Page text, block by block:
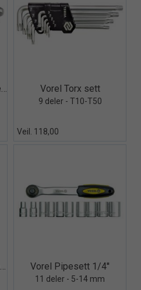
Vorel Kombinasjonsnøkkel sett Quick View+
Vorel Torx sett
9 deler - T10-T50
Veil. 118,00
Vorel Tennpluggnøkkel kombi Quick View+
Vorel Pipesett 1/4''
11 deler - 5-14 mm